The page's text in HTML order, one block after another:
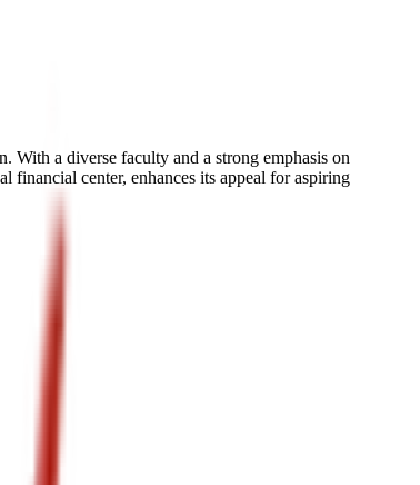
With a diverse faculty and a strong emphasis on
financial center, enhances its appeal for aspiring